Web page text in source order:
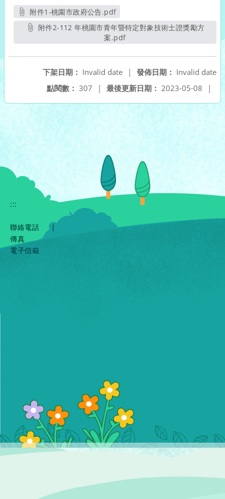
附件1-桃園市政府公告.pdf
另開新視窗
案.pdf另開新視窗
發佈日期： Invalid date
下架日期： Invalid date
|
最後更新日期： 2023-05-08 |
點閱數： 307 |
:::
聯絡電話
|
傳真
電子信箱